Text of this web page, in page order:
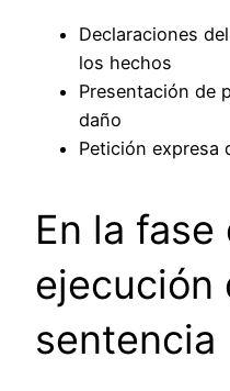
Declaraciones
los hechos
Presentación de
daño
Petición expresa
En la fase
ejecución
sentencia